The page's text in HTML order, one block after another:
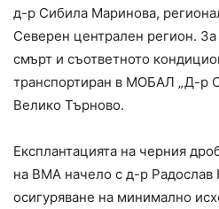
д-р Сибила Маринова,
Северен централен регион.
смърт и съответното
транспортиран в МОБАЛ „Д-р
Велико Търново.
Експлантацията на черния
на ВМА начело с д-р Радослав
осигуряване на минимално